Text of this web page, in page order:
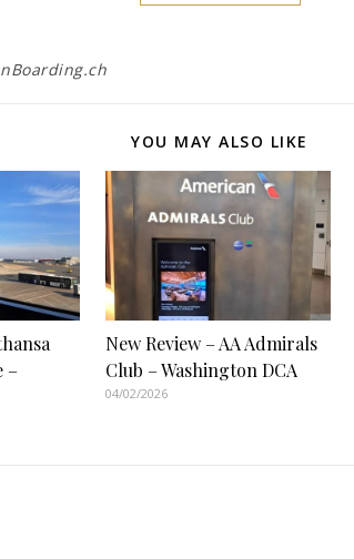
YOU MAY ALSO LIKE
–
New Review – AA Admirals
Club – Washington DCA
04/02/2026